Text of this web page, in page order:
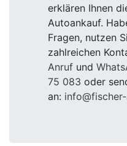
erklären Ihnen
Autoankauf.
Fragen, nutzen
zahlreichen
Anruf und
75 083 oder
an: